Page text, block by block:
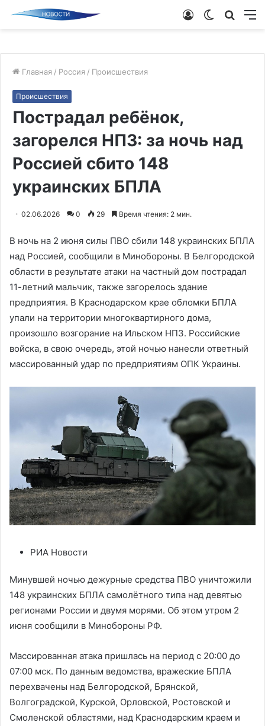
Поиск
Switch
Войти
Главная / Россия / Происшествия
Происшествия
Пострадал ребёнок,
загорелся НПЗ: за ночь над
Россией сбито 148
украинских БПЛА
02.06.2026 0 29 Время чтения: 2 мин.
В ночь на 2 июня силы ПВО сбили 148 украинских БПЛА
над Россией, сообщили в Минобороны. В Белгородской
области в результате атаки на частный дом пострадал
11-летний мальчик, также загорелось здание
предприятия. В Краснодарском крае обломки БПЛА
упали на территории многоквартирного дома,
произошло возгорание на Ильском НПЗ. Российские
войска, в свою очередь, этой ночью нанесли ответный
массированный удар по предприятиям ОПК Украины.
РИА Новости
Минувшей ночью дежурные средства ПВО уничтожили
148 украинских БПЛА самолётного типа над девятью
регионами России и двумя морями. Об этом утром 2
июня сообщили в Минобороны РФ.
Массированная атака пришлась на период с 20:00 до
07:00 мск. По данным ведомства, вражеские БПЛА
перехвачены над Белгородской, Брянской,
Волгоградской, Курской, Орловской, Ростовской и
Смоленской областями, над Краснодарским краем и